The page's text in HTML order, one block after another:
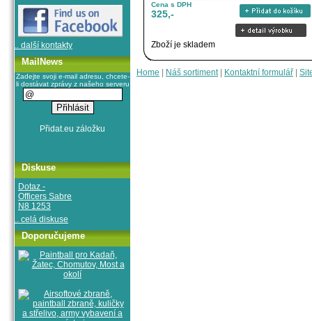
Cena s DPH
325,-
Zboží je skladem
Home Náš sortiment| Kontaktní formulář
.. další kontakty
MailNews
Zadejte svoji e-mail adresu, chcete-
li dostávat zprávy z našeho serveru
Diskuse
Dotaz -
Officers Sabre
N8 1253
.. celá diskuse
Doporučujeme